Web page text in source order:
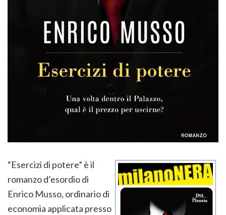
“Esercizi di potere” è il
romanzo d’esordio di
Enrico Musso, ordinario di
economia applicata presso